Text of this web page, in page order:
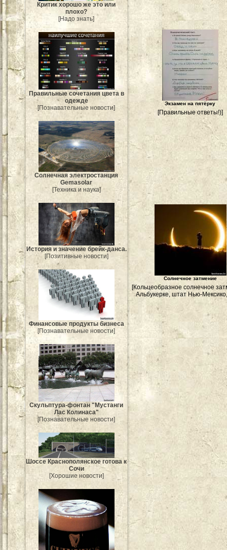
Критик хорошо же это или
плохо?
[Надо знать]
Правильные сочетания цвета в
одежде
[Познавательные новости]
Солнечная электростанция
Gemasolar
[Техника и наука]
История и значение брейк-данса.
[Позитивные новости]
Финансовые продукты бизнеса
[Познавательные новости]
Скульптура-фонтан "Мустанги
Лас Колинаса"
[Познавательные новости]
Шоссе Краснополянское готова к
Сочи
[Хорошие новости]
Экзамен на пятёрку
[Правильные ответы!)]
Солнечное затмение
[Кольцеобразное солнечное
Альбукерке, штат Нью-